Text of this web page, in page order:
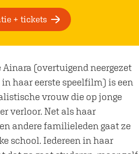
+ tickets
(overtuigend neergezet
haar eerste speelfilm) is een
vrouw die op jonge
verloor. Net als haar
andere familieleden gaat ze
school. Iedereen in haar